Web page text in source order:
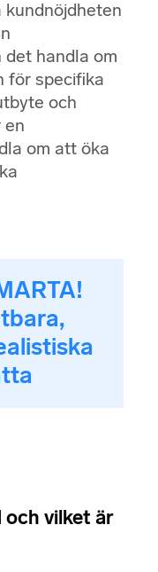
kundnöjdheten
det handla om
för specifika
och
en
om att öka
och vilket är